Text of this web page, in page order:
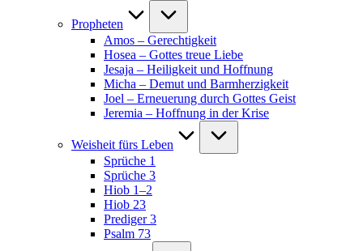
Propheten
Amos – Gerechtigkeit
Hosea – Gottes treue Liebe
Jesaja – Heiligkeit und Hoffnung
Micha – Demut und Barmherzigkeit
Joel – Erneuerung durch Gottes Geist
Jeremia – Hoffnung in der Krise
Weisheit fürs Leben
Sprüche 1
Sprüche 3
Hiob 1–2
Hiob 23
Prediger 3
Psalm 73